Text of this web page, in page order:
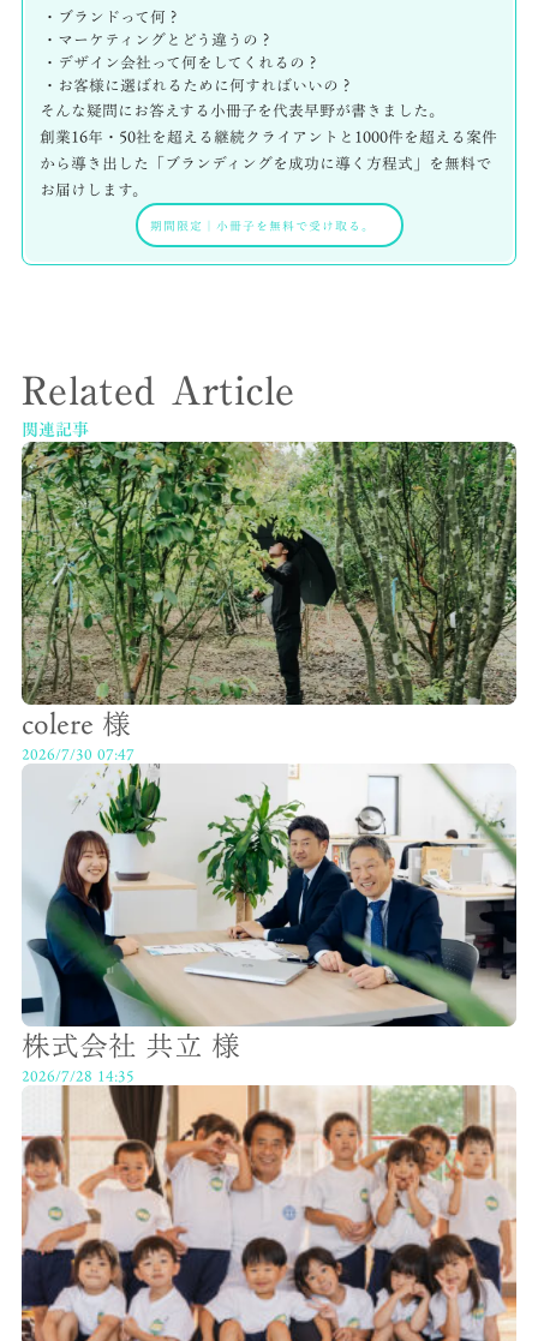
・ブランドって何？
・マーケティングとどう違うの？
・デザイン会社って何をしてくれるの？
・お客様に選ばれるために何すればいいの？
そんな疑問にお答えする小冊子を代表早野が書きました。
創業16年・50社を超える継続クライアントと1000件を超える案件
から導き出した「ブランディングを成功に導く方程式」を無料で
お届けします。
期間限定 ｜ 小冊子を無料で受け取る。
Related Article
関連記事
colere 様
2026/7/30 07:47
株式会社 共立 様
2026/7/28 14:35